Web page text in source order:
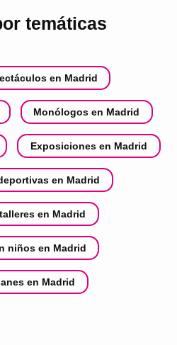
temáticas
en Madrid
Monólogos en Madrid
Exposiciones en Madrid
en Madrid
en Madrid
niños en Madrid
en Madrid